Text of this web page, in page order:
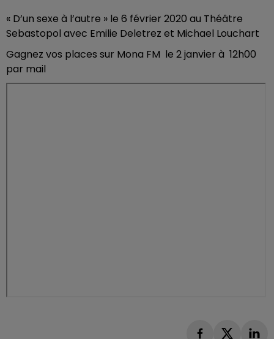
« D’un sexe à l’autre » le 6 février 2020 au Théâtre
Sebastopol avec Emilie Deletrez et Michael Louchart
Gagnez vos places sur Mona FM le 2 janvier à 12h00
par mail